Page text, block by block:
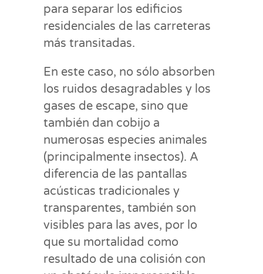
para separar los edificios
residenciales de las carreteras
más transitadas.
En este caso, no sólo absorben
los ruidos desagradables y los
gases de escape, sino que
también dan cobijo a
numerosas especies animales
(principalmente insectos). A
diferencia de las pantallas
acústicas tradicionales y
transparentes, también son
visibles para las aves, por lo
que su mortalidad como
resultado de una colisión con